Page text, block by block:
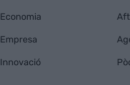
Economia
Empresa
Innovació